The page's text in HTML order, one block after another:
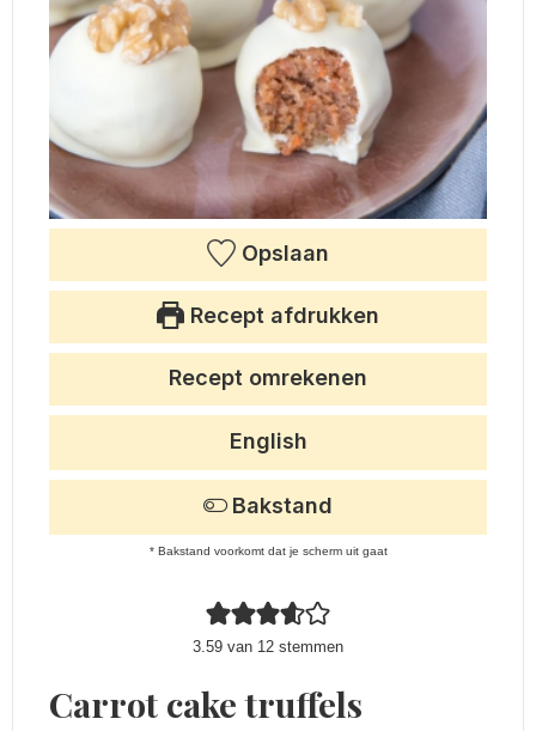
Opslaan
Recept afdrukken
3.59 van 12 stemmen
Recept omrekenen
English
Bakstand
* Bakstand voorkomt dat je scherm uit gaat
Carrot cake truffels